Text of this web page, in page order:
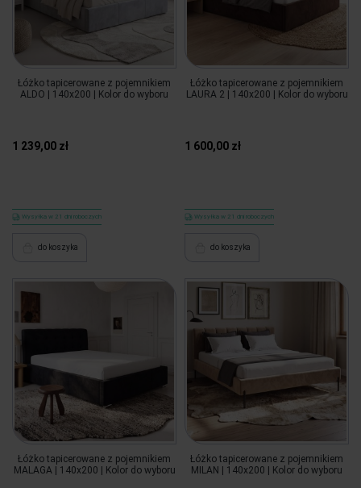
Łóżko tapicerowane z pojemnikiem
ALDO | 140x200 | Kolor do wyboru
1 239,00 zł
Wysyłka w 21 dni roboczych
do koszyka
Łóżko tapicerowane z pojemnikiem
LAURA 2 | 140x200 | Kolor do wyboru
1 600,00 zł
Wysyłka w 21 dni roboczych
do koszyka
Łóżko tapicerowane z pojemnikiem
MALAGA | 140x200 | Kolor do wyboru
Łóżko tapicerowane z pojemnikiem
MILAN | 140x200 | Kolor do wyboru